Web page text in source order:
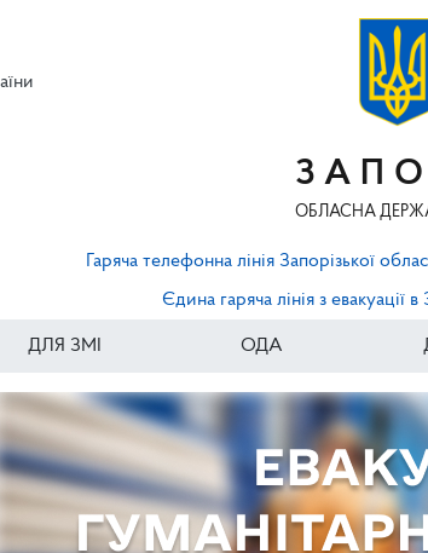
ОБЛАСНА
Гаряча телефонна лінія Запорізької
Єдина гаряча лінія з евакуації в
ДЛЯ ЗМІ ОДА